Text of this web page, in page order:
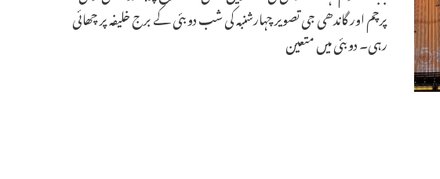
پرچم اور گاندھی جی تصویر چہارشنبہ کی شب دوبئی کے برج خلیفہ پر چھائی
رہی۔ دوبئی میں متعین